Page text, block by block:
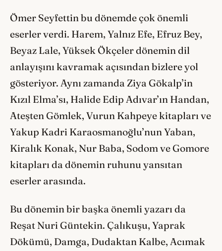
Ömer Seyfettin bu dönemde çok önemli
eserler verdi. Harem, Yalnız Efe, Efruz Bey,
Beyaz Lale, Yüksek Ökçeler dönemin dil
anlayışını kavramak açısından bizlere yol
gösteriyor. Aynı zamanda Ziya Gökalp’in
Kızıl Elma’sı, Halide Edip Adıvar’ın Handan,
Ateşten Gömlek, Vurun Kahpeye kitapları ve
Yakup Kadri Karaosmanoğlu’nun Yaban,
Kiralık Konak, Nur Baba, Sodom ve Gomore
kitapları da dönemin ruhunu yansıtan
eserler arasında.
Bu dönemin bir başka önemli yazarı da
Reşat Nuri Güntekin. Çalıkuşu, Yaprak
Dökümü, Damga, Dudaktan Kalbe, Acımak